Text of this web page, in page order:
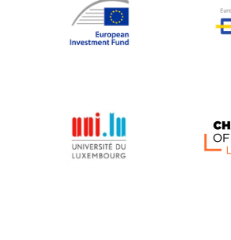
Koen LENAERTS
Lars Heikensten
Lucas Papademos
Máire Geoghegan-Quinn